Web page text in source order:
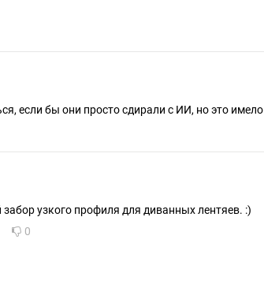
если бы они просто сдирали с ИИ, но это имело
узкого профиля для диванных лентяев. :)
0